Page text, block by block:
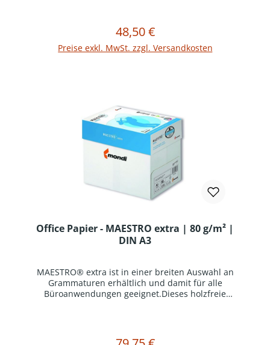
Umweltbericht.Lesefreundliche Weiße, holzfrei,
ohne optische AufhellerHervorragende
Laufeigenschaften sowie optimales Sorter- und
Verpackungseinheit = 1 Karton mit 5 Ries (1 Ries
= 500 Blatt)
Regulärer Preis:
48,50 €
Preise exkl. MwSt. zzgl. Versandkosten
In den Warenkorb
Office Papier - MAESTRO extra | 80 g/m² |
DIN A3
MAESTRO® extra ist in einer breiten Auswahl an
Grammaturen erhältlich und damit für alle
Büroanwendungen geeignet.Dieses holzfreie
Geräteverschmutzung und verringertem